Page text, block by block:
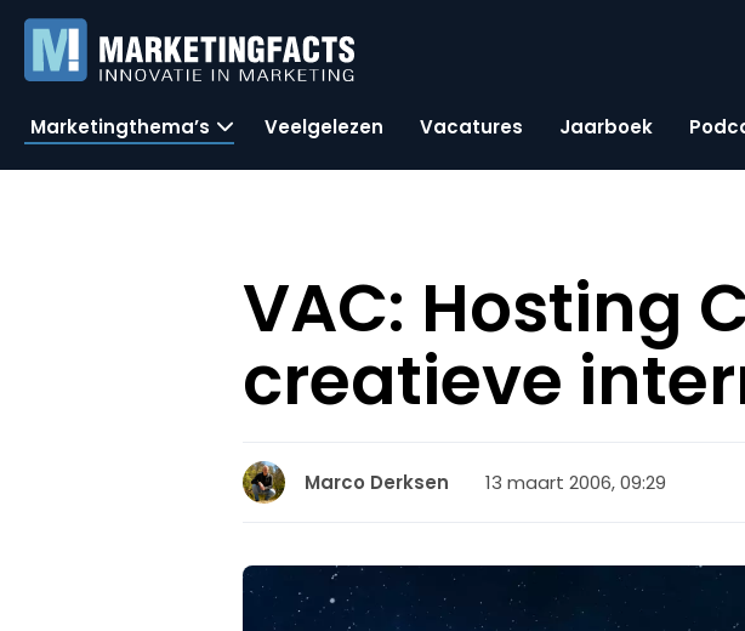
Marketingthema’s Veelgelezen Vacatures Jaarboek
VAC: Hosting
creatieve
Marco Derksen 13 maart 2006, 09:29